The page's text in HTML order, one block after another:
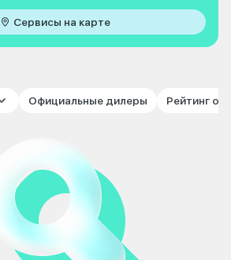
Сервисы на карте
Официальные дилеры Рейтинг